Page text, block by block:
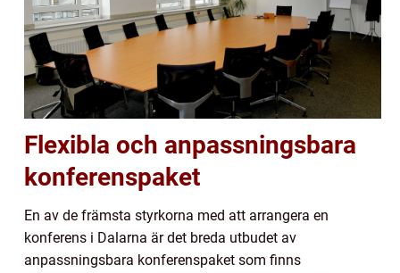
Flexibla och anpassningsbara
konferenspaket
En av de främsta styrkorna med att arrangera en
konferens i Dalarna är det breda utbudet av
anpassningsbara konferenspaket som finns